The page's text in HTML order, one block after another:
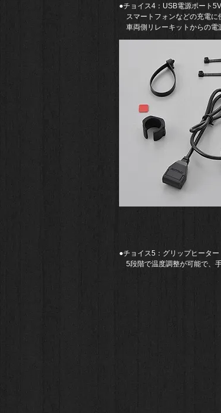
​●チョイス4： USB電源ポート
スマートフォンなどの充電に
車両側リレーキットからの電
​●チョイス5： ​グリップヒーター
5段階で温度調整が可能で、